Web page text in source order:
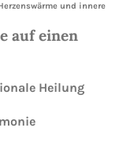
und innere
auf einen
Heilung